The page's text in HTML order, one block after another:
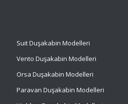
SuitDuşakabin Modelleri
Vento Duşakabin Modelleri
Orsa Duşakabin Modelleri
Paravan Duşakabin Modelleri